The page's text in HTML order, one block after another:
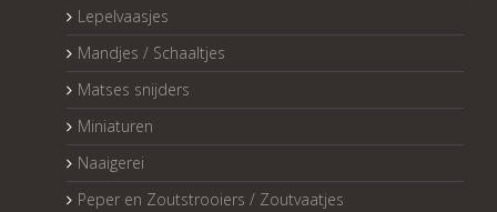
Lepelvaasjes
Mandjes / Schaaltjes
Matses snijders
Miniaturen
Naaigerei
Peper en Zoutstrooiers / Zoutvaatjes